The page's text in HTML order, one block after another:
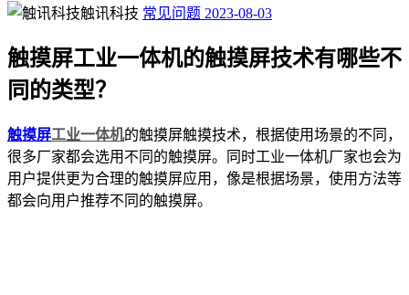
触讯科技 常见问题 2023-08-03
触摸屏工业一体机的触摸屏技术有哪些不
同的类型？
触摸屏工业一体机的触摸屏触摸技术，根据使用场景的不同，
很多厂家都会选用不同的触摸屏。同时工业一体机厂家也会为
用户提供更为合理的触摸屏应用，像是根据场景，使用方法等
都会向用户推荐不同的触摸屏。